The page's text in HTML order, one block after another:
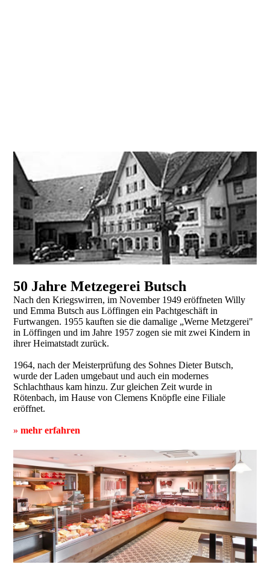
50 Jahre Metzegerei Butsch
Nach den Kriegswirren, im November 1949 eröffneten Willy
und Emma Butsch aus Löffingen ein Pachtgeschäft in
Furtwangen. 1955 kauften sie die damalige „Werne Metzgerei"
in Löffingen und im Jahre 1957 zogen sie mit zwei Kindern in
ihrer Heimatstadt zurück.
1964, nach der Meisterprüfung des Sohnes Dieter Butsch,
wurde der Laden umgebaut und auch ein modernes
Schlachthaus kam hinzu. Zur gleichen Zeit wurde in
Rötenbach, im Hause von Clemens Knöpfle eine Filiale
eröffnet.
»mehr erfahren